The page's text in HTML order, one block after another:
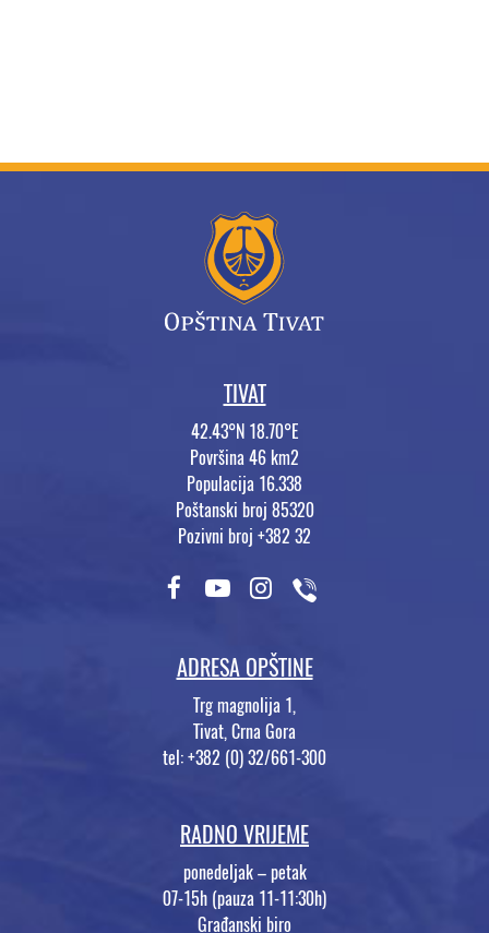
TIVAT
42.43°N 18.70°E
Površina 46 km2
Populacija 16.338
Poštanski broj 85320
Pozivni broj +382 32
ADRESA OPŠTINE
Trg magnolija 1,
Tivat, Crna Gora
tel: +382 (0) 32/661-300
RADNO VRIJEME
ponedeljak – petak
07-15h (pauza 11-11:30h)
Građanski biro